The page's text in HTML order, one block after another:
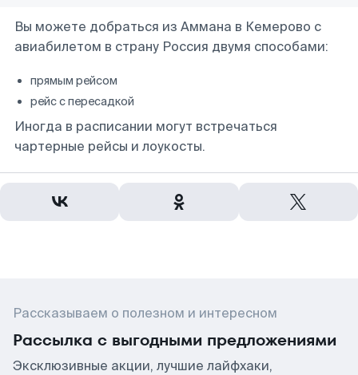
Вы можете добраться из Аммана в Кемерово с
авиабилетом в страну Россия двумя способами:
прямым рейсом
рейс с пересадкой
Иногда в расписании могут встречаться
чартерные рейсы и лоукосты.
Рассказываем о полезном и интересном
Рассылка с выгодными предложениями
Эксклюзивные акции, лучшие лайфхаки,